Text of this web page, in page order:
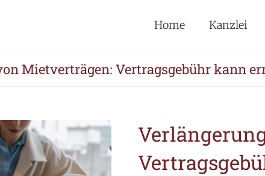
Home Kanzlei
Mietverträgen: Vertragsgebühr kann